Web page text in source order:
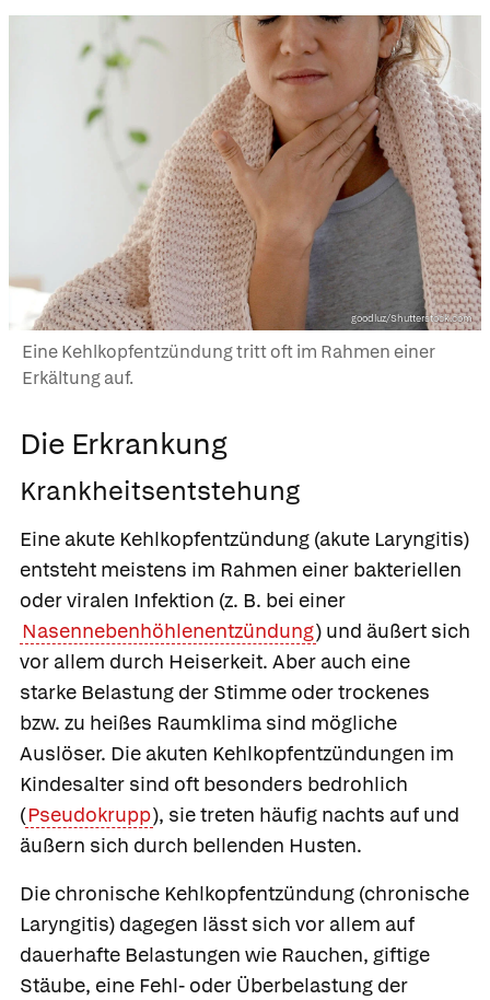
goodluz/Shutterstock.com
Eine Kehlkopfentzündung tritt oft im Rahmen einer
Erkältung auf.
Die Erkrankung
Krankheitsentstehung
Eine akute Kehlkopfentzündung (akute Laryngitis)
entsteht meistens im Rahmen einer bakteriellen
oder viralen Infektion (z. B. bei einer
Nasennebenhöhlenentzündung) und äußert sich
vor allem durch Heiserkeit. Aber auch eine
starke Belastung der Stimme oder trockenes
bzw. zu heißes Raumklima sind mögliche
Auslöser. Die akuten Kehlkopfentzündungen im
Kindesalter sind oft besonders bedrohlich
(Pseudokrupp), sie treten häufig nachts auf und
äußern sich durch bellenden Husten.
Die chronische Kehlkopfentzündung (chronische
Laryngitis) dagegen lässt sich vor allem auf
dauerhafte Belastungen wie Rauchen, giftige
Stäube, eine Fehl- oder Überbelastung der